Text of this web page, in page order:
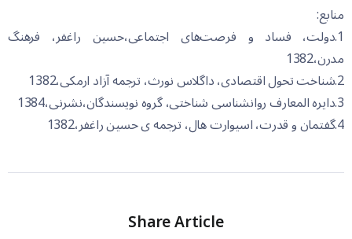
منابع:
1.دولت، فساد و فرصت‌های اجتماعی،حسین راغفر، فرهنگ
مدرن،1382
2.شناخت تحول اقتصادی، داگلاس نورث، ترجمه آزاد ارمکی،1382
3.دایره المعارف روانشناسی شناختی، گروه نویسندگان،نشرنی،1384
4.گفتمان و قدرت، اسیوارت هال، ترجمه ی حسین راغفر،1382
Share Article